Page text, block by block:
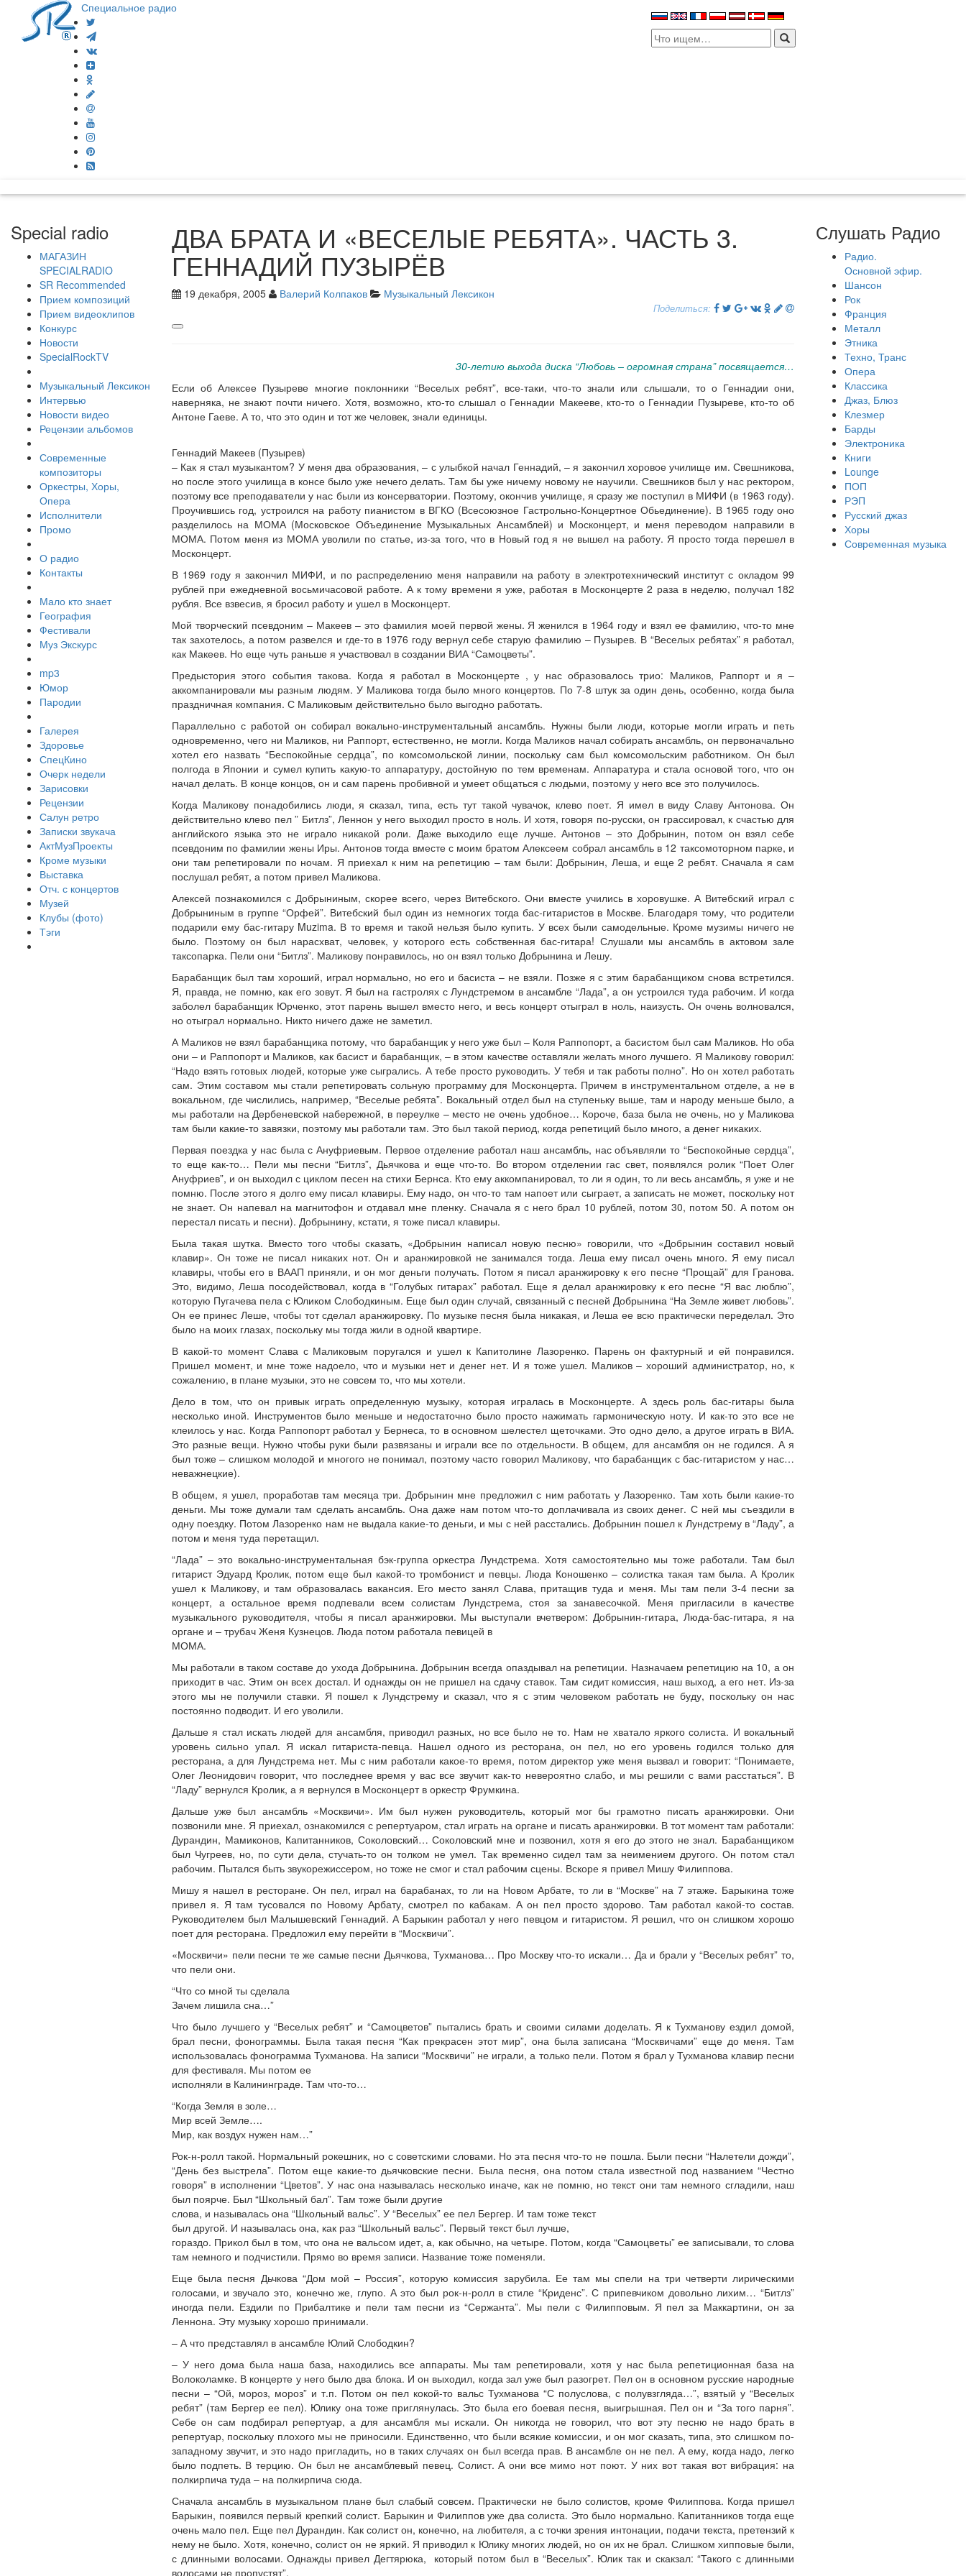
Специальное радио
Search
for:
Special radio
МАГАЗИН
SPECIALRADIO
SR Recommended
Прием композиций
Прием видеоклипов
Конкурс
Новости
SpecialRockTV
Музыкальный Лексикон
Интервью
Новости видео
Рецензии альбомов
Современные
композиторы
Оркестры, Хоры,
Опера
Исполнители
Промо
О радио
Контакты
Мало кто знает
География
Фестивали
Муз Экскурс
mp3
Юмор
Пародии
Галерея
Здоровье
СпецКино
Очерк недели
Зарисовки
Рецензии
Салун ретро
Записки звукача
АктМузПроекты
Кроме музыки
Выставка
Отч. с концертов
Музей
Клубы (фото)
Тэги
ДВА БРАТА И «ВЕСЕЛЫЕ РЕБЯТА». ЧАСТЬ 3.
ГЕННАДИЙ ПУЗЫРЁВ
19 декабря, 2005 Валерий Колпаков Музыкальный Лексикон
Поделиться:
30-летию выхода диска “Любовь – огромная страна” посвящается…
Если об Алексее Пузыреве многие поклонники “Веселых ребят”, все-таки, что-то знали или слышали, то о Геннадии они,
наверняка, не знают почти ничего. Хотя, возможно, кто-то слышал о Геннадии Макееве, кто-то о Геннадии Пузыреве, кто-то об
Антоне Гаеве. А то, что это один и тот же человек, знали единицы.
Геннадий Макеев (Пузырев)
– Как я стал музыкантом? У меня два образования, – с улыбкой начал Геннадий, – я закончил хоровое училище им. Свешникова,
но после этого училища в консе было уже нечего делать. Там бы уже ничему новому не научили. Свешников был у нас ректором,
поэтому все преподаватели у нас были из консерватории. Поэтому, окончив училище, я сразу же поступил в МИФИ (в 1963 году).
Проучившись год, устроился на работу пианистом в ВГКО (Всесоюзное Гастрольно-Концертное Обьединение). В 1965 году оно
разделилось на МОМА (Московское Объединение Музыкальных Ансамблей) и Москонцерт, и меня переводом направили в
МОМА. Потом меня из МОМА уволили по статье, из-за того, что в Новый год я не вышел на работу. Я просто тогда перешел в
Москонцерт.
В 1969 году я закончил МИФИ, и по распределению меня направили на работу в электротехнический институт с окладом 99
рублей при ежедневной восьмичасовой работе. А к тому времени я уже, работая в Москонцерте 2 раза в неделю, получал 182
рубля. Все взвесив, я бросил работу и ушел в Москонцерт.
Мой творческий псевдоним – Макеев – это фамилия моей первой жены. Я женился в 1964 году и взял ее фамилию, что-то мне
так захотелось, а потом развелся и где-то в 1976 году вернул себе старую фамилию – Пузырев. В “Веселых ребятах” я работал,
как Макеев. Но еще чуть раньше я участвовал в создании ВИА “Самоцветы”.
Предыстория этого события такова. Когда я работал в Москонцерте , у нас образовалось трио: Маликов, Раппорт и я –
аккомпанировали мы разным людям. У Маликова тогда было много концертов. По 7-8 штук за один день, особенно, когда была
праздничная компания. С Маликовым действительно было выгодно работать.
Параллельно с работой он собирал вокально-инструментальный ансамбль. Нужны были люди, которые могли играть и петь
одновременно, чего ни Маликов, ни Раппорт, естественно, не могли. Когда Маликов начал собирать ансамбль, он первоначально
хотел его назвать “Беспокойные сердца”, по комсомольской линии, поскольку сам был комсомольским работником. Он был
полгода в Японии и сумел купить какую-то аппаратуру, достойную по тем временам. Аппаратура и стала основой того, что он
начал делать. В конце концов, он и сам парень пробивной и умеет общаться с людьми, поэтому у него все это получилось.
Когда Маликову понадобились люди, я сказал, типа, есть тут такой чувачок, клево поет. Я имел в виду Славу Антонова. Он
действительно клево пел ” Битлз”, Леннон у него выходил просто в ноль. И хотя, говоря по-русски, он грассировал, к счастью для
английского языка это не играло никакой роли. Даже выходило еще лучше. Антонов – это Добрынин, потом он взял себе
псевдоним по фамилии жены Иры. Антонов тогда вместе с моим братом Алексеем собрал ансамбль в 12 таксомоторном парке, и
они там репетировали по ночам. Я приехал к ним на репетицию – там были: Добрынин, Леша, и еще 2 ребят. Сначала я сам
послушал ребят, а потом привел Маликова.
Алексей познакомился с Добрыниным, скорее всего, через Витебского. Они вместе учились в хоровушке. А Витебский играл с
Добрыниным в группе “Орфей”. Витебский был один из немногих тогда бас-гитаристов в Москве. Благодаря тому, что родители
подарили ему бас-гитару Muzima. В то время и такой нельзя было купить. У всех были самодельные. Кроме музимы ничего не
было. Поэтому он был нарасхват, человек, у которого есть собственная бас-гитара! Слушали мы ансамбль в актовом зале
таксопарка. Пели они “Битлз”. Маликову понравилось, но он взял только Добрынина и Лешу.
Барабанщик был там хороший, играл нормально, но его и басиста – не взяли. Позже я с этим барабанщиком снова встретился.
Я, правда, не помню, как его зовут. Я был на гастролях с Лундстремом в ансамбле “Лада”, а он устроился туда рабочим. И когда
заболел барабанщик Юрченко, этот парень вышел вместо него, и весь концерт отыграл в ноль, наизусть. Он очень волновался,
но отыграл нормально. Никто ничего даже не заметил.
А Маликов не взял барабанщика потому, что барабанщик у него уже был – Коля Раппопорт, а басистом был сам Маликов. Но оба
они – и Раппопорт и Маликов, как басист и барабанщик, – в этом качестве оставляли желать много лучшего. Я Маликову говорил:
“Надо взять готовых людей, которые уже сыгрались. А тебе просто руководить. У тебя и так работы полно”. Но он хотел работать
сам. Этим составом мы стали репетировать сольную программу для Москонцерта. Причем в инструментальном отделе, а не в
вокальном, где числились, например, “Веселые ребята”. Вокальный отдел был на ступеньку выше, там и народу меньше было, а
мы работали на Дербеневской набережной, в переулке – место не очень удобное… Короче, база была не очень, но у Маликова
там были какие-то завязки, поэтому мы работали там. Это был такой период, когда репетиций было много, а денег никаких.
Первая поездка у нас была с Ануфриевым. Первое отделение работал наш ансамбль, нас объявляли то “Беспокойные сердца”,
то еще как-то… Пели мы песни “Битлз”, Дьячкова и еще что-то. Во втором отделении гас свет, появлялся ролик “Поет Олег
Ануфриев”, и он выходил с циклом песен на стихи Бернса. Кто ему аккомпанировал, то ли я один, то ли весь ансамбль, я уже и не
помню. После этого я долго ему писал клавиры. Ему надо, он что-то там напоет или сыграет, а записать не может, поскольку нот
не знает. Он напевал на магнитофон и отдавал мне пленку. Сначала я с него брал 10 рублей, потом 30, потом 50. А потом он
перестал писать и песни). Добрынину, кстати, я тоже писал клавиры.
Была такая шутка. Вместо того чтобы сказать, «Добрынин написал новую песню» говорили, что «Добрынин составил новый
клавир». Он тоже не писал никаких нот. Он и аранжировкой не занимался тогда. Леша ему писал очень много. Я ему писал
клавиры, чтобы его в ВААП приняли, и он мог деньги получать. Потом я писал аранжировку к его песне “Прощай” для Гранова.
Это, видимо, Леша посодействовал, когда в “Голубых гитарах” работал. Еще я делал аранжировку к его песне “Я вас люблю”,
которую Пугачева пела с Юликом Слободкиным. Еще был один случай, связанный с песней Добрынина “На Земле живет любовь”.
Он ее принес Леше, чтобы тот сделал аранжировку. По музыке песня была никакая, и Леша ее всю практически переделал. Это
было на моих глазах, поскольку мы тогда жили в одной квартире.
В какой-то момент Слава с Маликовым поругался и ушел к Капитолине Лазоренко. Парень он фактурный и ей понравился.
Пришел момент, и мне тоже надоело, что и музыки нет и денег нет. И я тоже ушел. Маликов – хороший администратор, но, к
сожалению, в плане музыки, это не совсем то, что мы хотели.
Дело в том, что он привык играть определенную музыку, которая игралась в Москонцерте. А здесь роль бас-гитары была
несколько иной. Инструментов было меньше и недостаточно было просто нажимать гармоническую ноту. И как-то это все не
клеилось у нас. Когда Раппопорт работал у Бернеса, то в основном шелестел щеточками. Это одно дело, а другое играть в ВИА.
Это разные вещи. Нужно чтобы руки были развязаны и играли все по отдельности. В общем, для ансамбля он не годился. А я
был тоже – слишком молодой и многого не понимал, поэтому часто говорил Маликову, что барабанщик с бас-гитаристом у нас…
неважнецкие).
В общем, я ушел, проработав там месяца три. Добрынин мне предложил с ним работать у Лазоренко. Там хоть были какие-то
деньги. Мы тоже думали там сделать ансамбль. Она даже нам потом что-то доплачивала из своих денег. С ней мы съездили в
одну поездку. Потом Лазоренко нам не выдала какие-то деньги, и мы с ней расстались. Добрынин пошел к Лундстрему в “Ладу”, а
потом и меня туда перетащил.
“Лада” – это вокально-инструментальная бэк-группа оркестра Лундстрема. Хотя самостоятельно мы тоже работали. Там был
гитарист Эдуард Кролик, потом еще был какой-то тромбонист и певцы. Люда Коношенко – солистка такая там была. А Кролик
ушел к Маликову, и там образовалась вакансия. Его место занял Слава, притащив туда и меня. Мы там пели 3-4 песни за
концерт, а остальное время подпевали всем солистам Лундстрема, стоя за занавесочкой. Меня пригласили в качестве
музыкального руководителя, чтобы я писал аранжировки. Мы выступали вчетвером: Добрынин-гитара, Люда-бас-гитара, я на
органе и – трубач Женя Кузнецов. Люда потом работала певицей в
МОМА.
Мы работали в таком составе до ухода Добрынина. Добрынин всегда опаздывал на репетиции. Назначаем репетицию на 10, а он
приходит в час. Этим он всех достал. И однажды он не пришел на сдачу ставок. Там сидит комиссия, наш выход, а его нет. Из-за
этого мы не получили ставки. Я пошел к Лундстрему и сказал, что я с этим человеком работать не буду, поскольку он нас
постоянно подводит. И его уволили.
Дальше я стал искать людей для ансамбля, приводил разных, но все было не то. Нам не хватало яркого солиста. И вокальный
уровень сильно упал. Я искал гитариста-певца. Нашел одного из ресторана, он пел, но его уровень годился только для
ресторана, а для Лундстрема нет. Мы с ним работали какое-то время, потом директор уже меня вызвал и говорит: “Понимаете,
Олег Леонидович говорит, что последнее время у вас все звучит как-то невероятно слабо, и мы решили с вами расстаться”. В
“Ладу” вернулся Кролик, а я вернулся в Москонцерт в оркестр Фрумкина.
Дальше уже был ансамбль «Москвичи». Им был нужен руководитель, который мог бы грамотно писать аранжировки. Они
позвонили мне. Я приехал, ознакомился с репертуаром, стал играть на органе и писать аранжировки. В тот момент там работали:
Дурандин, Мамиконов, Капитанников, Соколовский… Соколовский мне и позвонил, хотя я его до этого не знал. Барабанщиком
был Чугреев, но, по сути дела, стучать-то он толком не умел. Так временно сидел там за неимением другого. Он потом стал
рабочим. Пытался быть звукорежиссером, но тоже не смог и стал рабочим сцены. Вскоре я привел Мишу Филиппова.
Мишу я нашел в ресторане. Он пел, играл на барабанах, то ли на Новом Арбате, то ли в “Москве” на 7 этаже. Барыкина тоже
привел я. Я там тусовался по Новому Арбату, смотрел по кабакам. А он пел просто здорово. Там работал какой-то состав.
Руководителем был Малышевский Геннадий. А Барыкин работал у него певцом и гитаристом. Я решил, что он слишком хорошо
поет для ресторана. Предложил ему перейти в “Москвичи”.
«Москвичи» пели песни те же самые песни Дьячкова, Тухманова… Про Москву что-то искали… Да и брали у “Веселых ребят” то,
что пели они.
“Что со мной ты сделала
Зачем лишила сна…”
Что было лучшего у “Веселых ребят” и “Самоцветов” пытались брать и своими силами доделать. Я к Тухманову ездил домой,
брал песни, фонограммы. Была такая песня “Как прекрасен этот мир”, она была записана “Москвичами” еще до меня. Там
использовалась фонограмма Тухманова. На записи “Москвичи” не играли, а только пели. Потом я брал у Тухманова клавир песни
для фестиваля. Мы потом ее
исполняли в Калининграде. Там что-то…
“Когда Земля в золе…
Мир всей Земле….
Мир, как воздух нужен нам…”
Рок-н-ролл такой. Нормальный рокешник, но с советскими словами. Но эта песня что-то не пошла. Были песни “Налетели дожди”,
“День без выстрела”. Потом еще какие-то дьячковские песни. Была песня, она потом стала известной под названием “Честно
говоря” в исполнении “Цветов”. У нас она называлась несколько иначе, как не помню, но текст они там немного сгладили, наш
был поярче. Был “Школьный бал”. Там тоже были другие
слова, и называлась она “Школьный вальс”. У “Веселых” ее пел Бергер. И там тоже текст
был другой. И называлась она, как раз “Школьный вальс”. Первый текст был лучше,
гораздо. Прикол был в том, что она не вальсом идет, а, как обычно, на четыре. Потом, когда “Самоцветы” ее записывали, то слова
там немного и подчистили. Прямо во время записи. Название тоже поменяли.
Еще была песня Дьчкова “Дом мой – Россия”, которую комиссия зарубила. Ее там мы спели на три четверти лирическими
голосами, и звучало это, конечно же, глупо. А это был рок-н-ролл в стиле “Криденс”. С припевчиком довольно лихим… “Битлз”
иногда пели. Ездили по Прибалтике и пели там песни из “Сержанта”. Мы пели с Филипповым. Я пел за Маккартини, он за
Леннона. Эту музыку хорошо принимали.
– А что представлял в ансамбле Юлий Слободкин?
– У него дома была наша база, находились все аппараты. Мы там репетировали, хотя у нас была репетиционная база на
Волоколамке. В концерте у него было два блока. И он выходил, когда зал уже был разогрет. Пел он в основном русские народные
песни – “Ой, мороз, мороз” и т.п. Потом он пел кокой-то вальс Тухманова “С полуслова, с полувзгляда…”, взятый у “Веселых
ребят” (там Бергер ее пел). Юлику она тоже приглянулась. Это была его боевая песня, выигрышная. Пел он и “За того парня”.
Себе он сам подбирал репертуар, а для ансамбля мы искали. Он никогда не говорил, что вот эту песню не надо брать в
репертуар, поскольку плохого мы не приносили. Единственно, что были всякие комиссии, и он мог сказать, типа, это слишком по-
западному звучит, и это надо пригладить, но в таких случаях он был всегда прав. В ансамбле он не пел. А ему, когда надо, легко
было подпеть. В терцию. Он был не ансамблевый певец. Солист. А они все мимо нот поют. У них вот такая вот вибрация: на
полкирпича туда – на полкирпича сюда.
Сначала ансамбль в музыкальном плане был слабый совсем. Практически не было солистов, кроме Филиппова. Когда пришел
Барыкин, появился первый крепкий солист. Барыкин и Филиппов уже два солиста. Это было нормально. Капитанников тогда еще
очень мало пел. Еще пел Дурандин. Как солист он, конечно, на любителя, а с точки зрения интонации, подачи текста, претензий к
нему не было. Хотя, конечно, солист он не яркий. Я приводил к Юлику многих людей, но он их не брал. Слишком хипповые были,
с длинными волосами. Однажды привел Дегтярюка, который потом был в “Веселых”. Юлик так и скакзал: “Такого с длинными
волосами не пропустят”.
Слушать Радио
Радио.
Основной эфир.
Шансон
Рок
Франция
Металл
Этника
Техно, Транс
Опера
Классика
Джаз, Блюз
Клезмер
Барды
Электроника
Книги
Lounge
ПОП
РЭП
Русский джаз
Хоры
Современная музыка